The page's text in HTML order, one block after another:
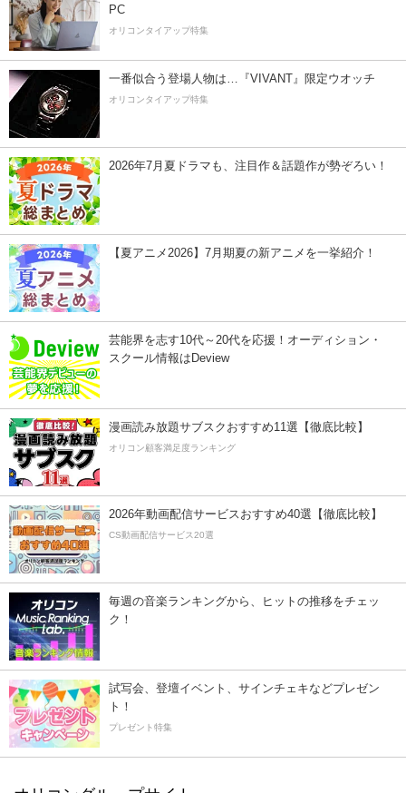
PC
オリコンタイアップ特集
一番似合う登場人物は…『VIVANT』限定ウオッチ
オリコンタイアップ特集
2026年7月夏ドラマも、注目作＆話題作が勢ぞろい！
【夏アニメ2026】7月期夏の新アニメを一挙紹介！
芸能界を志す10代～20代を応援！オーディション・
スクール情報はDeview
漫画読み放題サブスクおすすめ11選【徹底比較】
オリコン顧客満足度ランキング
2026年動画配信サービスおすすめ40選【徹底比較】
CS動画配信サービス20選
毎週の音楽ランキングから、ヒットの推移をチェッ
ク！
試写会、登壇イベント、サインチェキなどプレゼン
ト！
プレゼント特集